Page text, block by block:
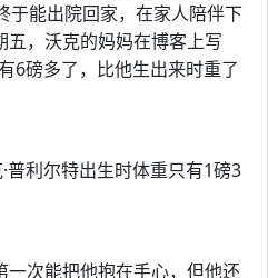
于能出院回家，在家人陪伴下
，沃克的妈妈在博客上写
6磅多了，比他生出来时重了
普利尔特出生时体重只有1磅3
一次能把他抱在手心，但他还